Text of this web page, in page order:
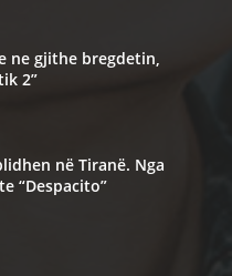
ne gjithe bregdetin,
2”
në Tiranë. Nga
“Despacito”